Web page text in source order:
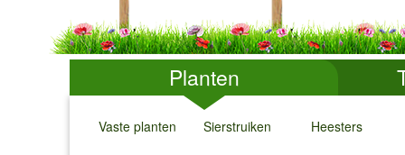
Planten
Vaste planten Sierstruiken Heesters